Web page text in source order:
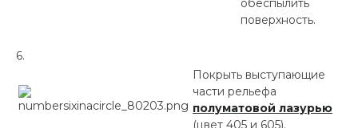
обеспылить
поверхность.
Покрыть выступающие
части рельефа
полуматовой лазурью
(цвет 405 и 605).